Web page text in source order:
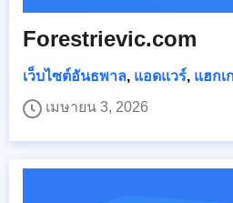
Forestrievic.com
เว็บไซต์อันธพาล, แอดแวร์, แฮกเ
เมษายน 3, 2026